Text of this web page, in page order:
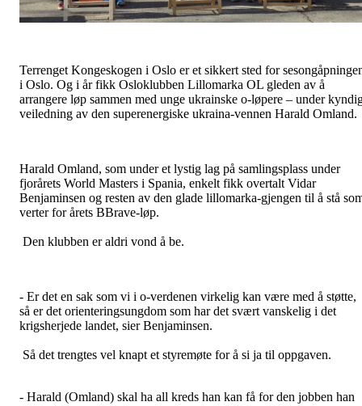
Terrenget Kongeskogen i Oslo er et sikkert sted for
i Oslo. Og i år fikk Osloklubben Lillomarka OL gleden av å
arrangere løp sammen med unge ukrainske o-løpere – under
veiledning av den superenergiske ukraina-vennen Harald Omland.
Harald Omland, som under et lystig lag på samlingsplass under
fjorårets World Masters i Spania, enkelt fikk overtalt Vidar
Benjaminsen og resten av den glade lillomarka-gjengen til å stå
verter for årets BBrave-løp.
Den klubben er aldri vond å be.
- Er det en sak som vi i o-verdenen virkelig kan være med å støtte,
så er det orienteringsungdom som har det svært vanskelig i det
krigsherjede landet, sier Benjaminsen.
Så det trengtes vel knapt et styremøte for å si ja til oppgaven.
- Harald (Omland) skal ha all kreds han kan få for den jobben han